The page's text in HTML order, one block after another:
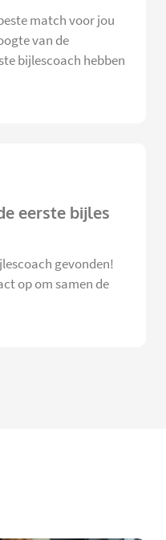
match voor jou
van de
bijlescoach hebben
eerste bijles
gevonden!
op om samen de